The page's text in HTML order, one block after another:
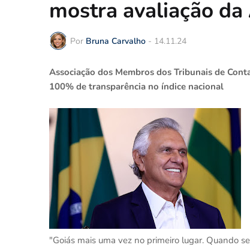
mostra avaliação
Por Bruna Carvalho - 14.11.24
Associação dos Membros dos Tribunais de
100% de transparência no índice nacional
"Goiás mais uma vez no primeiro lugar. Quando